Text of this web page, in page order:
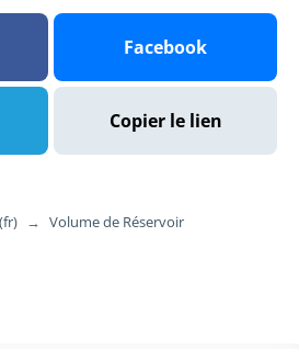
Facebook
Copier le lien
→ Volume de Réservoir